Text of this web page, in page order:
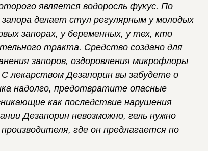
является водоросль фукус. По
делает стул регулярным у молодых
запорах, у беременных, у тех, кто
тракта. Средство создано для
запоров, оздоровления микрофлоры
Дезапорин вы забудете о
надолго, предотвратите опасные
как последствие нарушения
Дезапорин невозможно, гель нужно
где он предлагается по